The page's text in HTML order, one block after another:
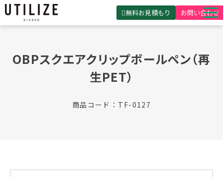
無料お見積もり お問い合わせ
製品・サービス
無料見積ガイド
OBPスクエアクリップボールペン（再
生PET）
商品コード：TF-0127